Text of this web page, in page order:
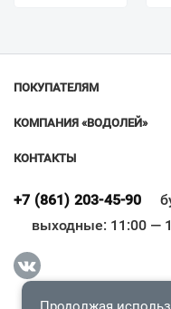
ПОКУПАТЕЛЯМ
КОМПАНИЯ «ВОДОЛЕЙ»
КОНТАКТЫ
+7 (861) 203-45-90
выходные: 11:00 —
Всё верно